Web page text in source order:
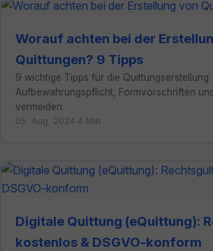
Worauf achten bei der
Quittungen? 9 Tipps
9 wichtige Tipps für die Quittungserstellung:
Aufbewahrungspflicht, Formvorschriften
vermeiden.
05. Aug. 2024 4 Min.
Digitale Quittung (eQuittung):
kostenlos & DSGVO-konform